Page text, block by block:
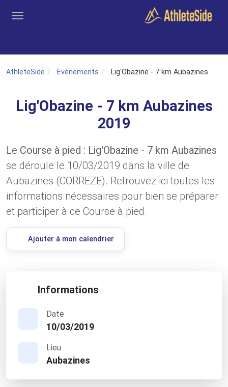
AthleteSide Evénements Lig'Obazine - 7 km Aubazines
Lig'Obazine - 7 km Aubazines
2019
Le Course à pied : Lig'Obazine - 7 km Aubazines
se déroule le 10/03/2019 dans la ville de
Aubazines (CORREZE). Retrouvez ici toutes les
informations nécessaires pour bien se préparer
et participer à ce Course à pied.
Ajouter à mon calendrier
Informations
Date
10/03/2019
Lieu
Aubazines